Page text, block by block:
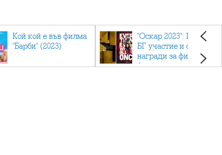
Кой кой е във филма
"Барби" (2023)
"Оскар 2023": Приз с
БГ участие и седем
награди за филма
фаворит